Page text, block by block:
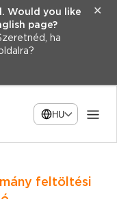
Would you like
page?
ha
✕
HU
feltöltési